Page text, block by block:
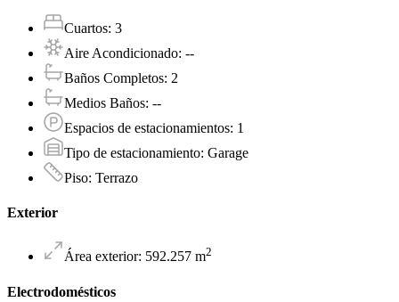
Cuartos: 3
Aire Acondicionado: --
Baños Completos: 2
Medios Baños: --
Espacios de estacionamientos: 1
Tipo de estacionamiento: Garage
Piso: Terrazo
Exterior
Área exterior: 592.257 m2
Electrodomésticos